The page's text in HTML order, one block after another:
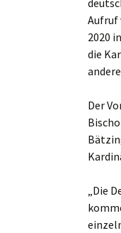
Aufruf
2020
die
Der
„Die